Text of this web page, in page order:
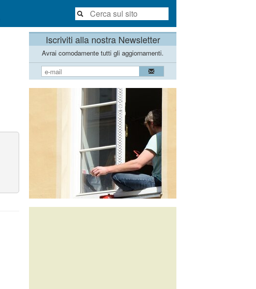
Iscriviti alla nostra Newsletter
Avrai comodamente tutti gli aggiornamenti.